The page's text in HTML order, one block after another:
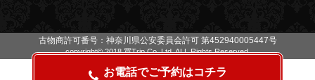
古物商許可番号：神奈川県公安委員会許可 第452940005447号
copyright© 2018 買Trip Co.,Ltd. ALL Rights Reserved.
お電話でご予約はコチラ